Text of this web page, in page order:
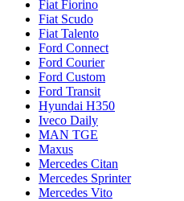
Fiat Fiorino
Fiat Scudo
Fiat Talento
Ford Connect
Ford Courier
Ford Custom
Ford Transit
Hyundai H350
Iveco Daily
MAN TGE
Maxus
Mercedes Citan
Mercedes Sprinter
Mercedes Vito